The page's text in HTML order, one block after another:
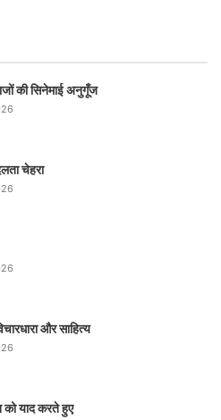
की सिनेमाई अनुगूँज
चेहरा
और साहित्य
याद करते हुए